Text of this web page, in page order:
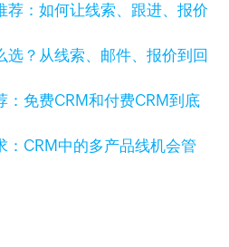
荐：如何让线索、跟进、报价
选？从线索、邮件、报价到回
：免费CRM和付费CRM到底
：CRM中的多产品线机会管